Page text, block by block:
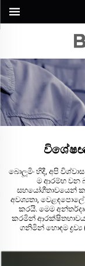
බොලූමිං හිදී, අපි
ම ආරම්භ වන
සහයෝගීතාවයෙන්
අවශ්‍යතා,
කරයි. මෙම
කරමින් ආරක්ෂිතභාවය,
ගනිමින් හොඳම ද්‍රව්‍ය